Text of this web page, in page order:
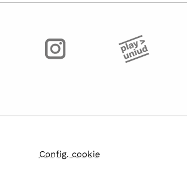
Config. cookie